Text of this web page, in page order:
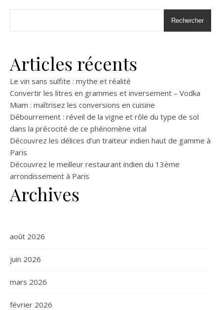
Rechercher
Articles récents
Le vin sans sulfite : mythe et réalité
Convertir les litres en grammes et inversement – Vodka
Miam : maîtrisez les conversions en cuisine
Débourrement : réveil de la vigne et rôle du type de sol
dans la précocité de ce phénomène vital
Découvrez les délices d’un traiteur indien haut de gamme à
Paris
Découvrez le meilleur restaurant indien du 13ème
arrondissement à Paris
Archives
août 2026
juin 2026
mars 2026
février 2026